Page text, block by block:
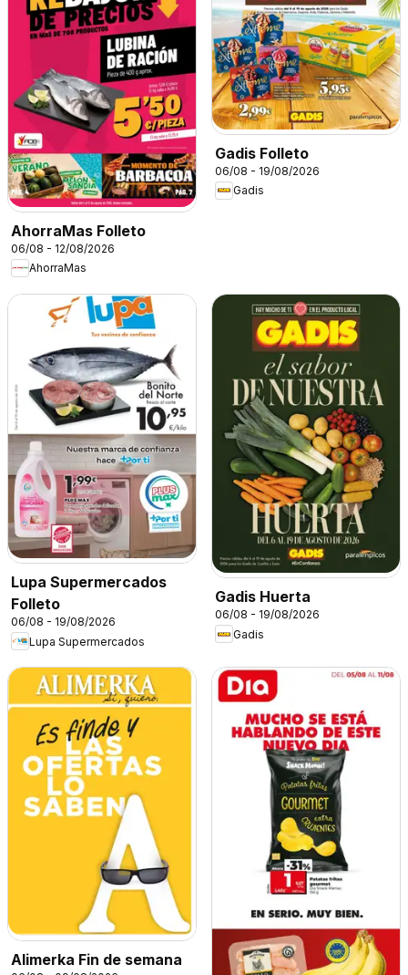
AhorraMas Folleto
06/08 - 12/08/2026
AhorraMas
Gadis Folleto
06/08 - 19/08/2026
Gadis
Lupa Supermercados
Folleto
06/08 - 19/08/2026
Lupa Supermercados
Gadis Huerta
06/08 - 19/08/2026
Gadis
Alimerka Fin de semana